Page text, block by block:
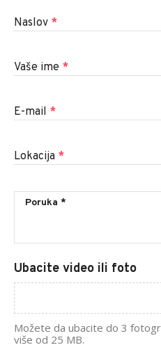
Naslov *
Vaše ime *
E-mail *
Lokacija *
Ubacite video ili foto
Možete da ubacite do 3
više od 25 MB.